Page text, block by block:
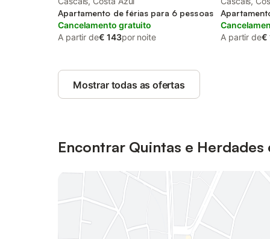
Apartamento de férias para 6 pessoas
Cancelamento gratuito
A partir de€ 143por noite
A partir de€
Mostrar todas as ofertas
Encontrar Quintas e Herdades